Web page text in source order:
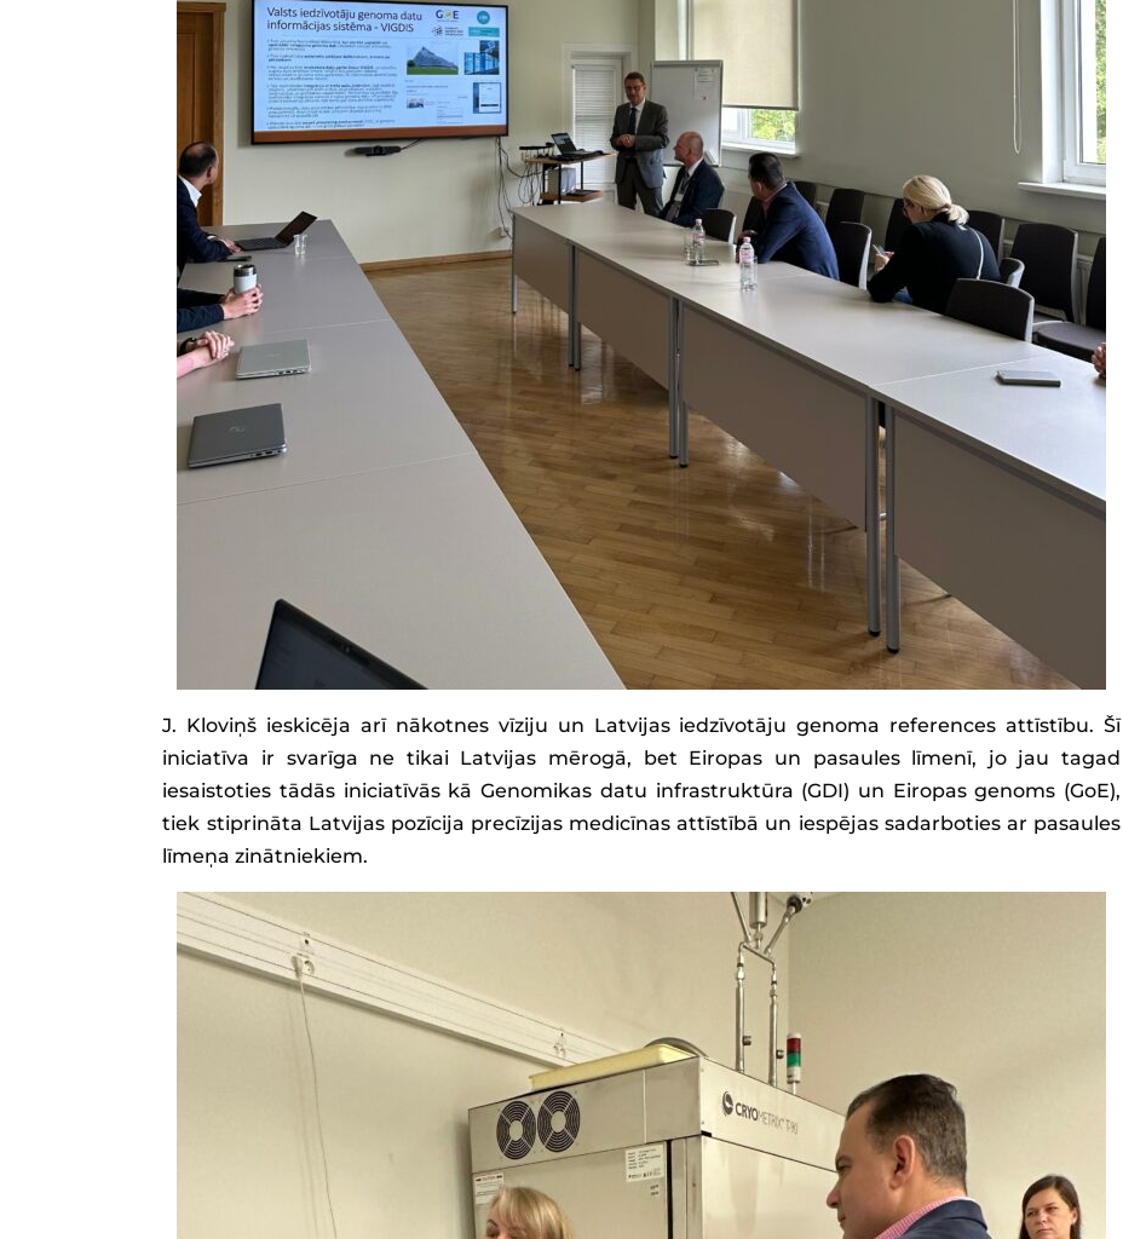
J. Kloviņš ieskicēja arī nākotnes vīziju un Latvijas iedzīvotāju genoma references attīstību. Šī
iniciatīva ir svarīga ne tikai Latvijas mērogā, bet Eiropas un pasaules līmenī, jo jau tagad
iesaistoties tādās iniciatīvās kā Genomikas datu infrastruktūra (GDI) un Eiropas genoms (GoE),
tiek stiprināta Latvijas pozīcija precīzijas medicīnas attīstībā un iespējas sadarboties ar pasaules
līmeņa zinātniekiem.